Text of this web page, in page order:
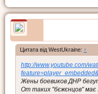
Цитата від WestUkraine: ↑
http://www.youtube.com/
Жены боевиков ДНР
От таких "бєжєнцов" має